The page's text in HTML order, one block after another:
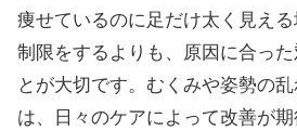
痩せているのに足だけ太く見え
制限をするよりも、原因に合っ
とが大切です。むくみや姿勢の
は、日々のケアによって改善が期